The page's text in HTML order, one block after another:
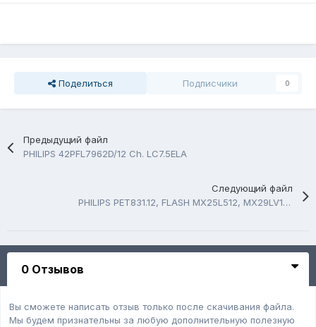
Поделиться Подписчики 0
Предыдущий файл
PHILIPS 42PFL7962D/12 Ch. LC7.5ELA
Следующий файл
PHILIPS PET831.12, FLASH MX25L512, MX29LV160CT
0 Отзывов
Вы сможете написать отзыв только после скачивания файла.
Мы будем признательны за любую дополнительную полезную